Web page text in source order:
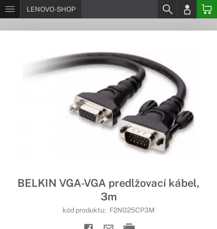
LENOVO-SHOP
BELKIN VGA-VGA predlžovací kábel,
3m
kód produktu: F2N025CP3M